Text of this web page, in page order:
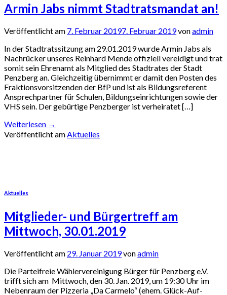
Armin Jabs nimmt Stadtratsmandat an!
Veröffentlicht am 7. Februar 20197. Februar 2019vonadmin
In der Stadtratssitzung am 29.01.2019 wurde Armin Jabs als
Nachrücker unseres Reinhard Mende offiziell vereidigt und trat
somit sein Ehrenamt als Mitglied des Stadtrates der Stadt
Penzberg an. Gleichzeitig übernimmt er damit den Posten des
Fraktionsvorsitzenden der BfP und ist als Bildungsreferent
Ansprechpartner für Schulen, Bildungseinrichtungen sowie der
VHS sein. Der gebürtige Penzberger ist verheiratet […]
Weiterlesen →
Veröffentlicht am Aktuelles
Aktuelles
Mitglieder- und Bürgertreff am
Mittwoch, 30.01.2019
Veröffentlicht am 29. Januar 2019vonadmin
Die Parteifreie Wählervereinigung Bürger für Penzberg e.V.
trifft sich am Mittwoch, den 30. Jan. 2019, um 19:30 Uhr im
Nebenraum der Pizzeria „Da Carmelo“ (ehem. Glück-Auf-